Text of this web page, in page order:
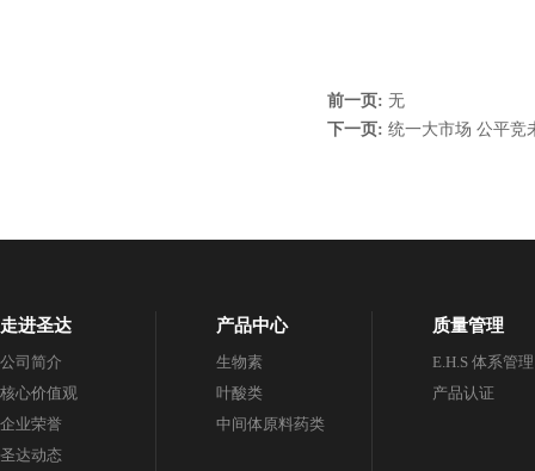
前一页: 无
下一页: 统一大市场 公平竞
走进圣达
公司简介
核心价值观
企业荣誉
圣达动态
产品中心
生物素
叶酸类
中间体原料药类
质量管理
E.H.S 体系管理
产品认证